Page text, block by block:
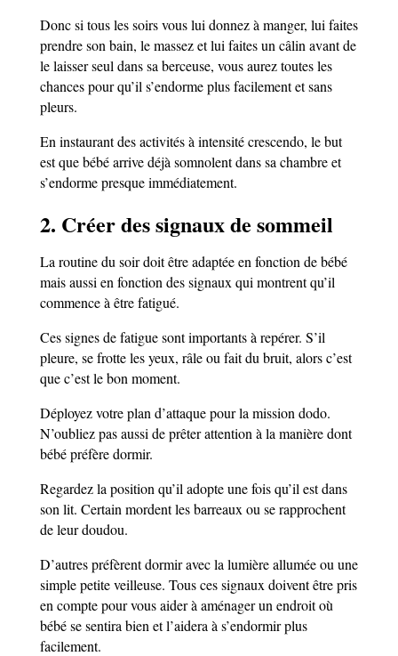
Donc si tous les soirs vous lui donnez à manger, lui faites
prendre son bain, le massez et lui faites un câlin avant de
le laisser seul dans sa berceuse, vous aurez toutes les
chances pour qu’il s’endorme plus facilement et sans
pleurs.
En instaurant des activités à intensité crescendo, le but
est que bébé arrive déjà somnolent dans sa chambre et
s’endorme presque immédiatement.
2. Créer des signaux de sommeil
La routine du soir doit être adaptée en fonction de bébé
mais aussi en fonction des signaux qui montrent qu’il
commence à être fatigué.
Ces signes de fatigue sont importants à repérer. S’il
pleure, se frotte les yeux, râle ou fait du bruit, alors c’est
que c’est le bon moment.
Déployez votre plan d’attaque pour la mission dodo.
N’oubliez pas aussi de prêter attention à la manière dont
bébé préfère dormir.
Regardez la position qu’il adopte une fois qu’il est dans
son lit. Certain mordent les barreaux ou se rapprochent
de leur doudou.
D’autres préfèrent dormir avec la lumière allumée ou une
simple petite veilleuse. Tous ces signaux doivent être pris
en compte pour vous aider à aménager un endroit où
bébé se sentira bien et l’aidera à s’endormir plus
facilement.